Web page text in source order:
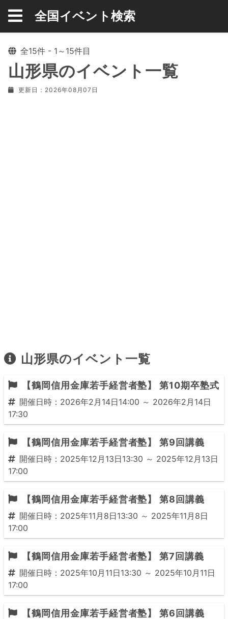
全国イベント検索
全15件 - 1～15件目
山形県のイベント一覧
更新日：2026年08月07日
山形県のイベント一覧
【鶴岡信用金庫若手経営者塾】 第10期卒塾式
開催日時：2026年2月14日14:00 ～ 2026年2月14日
17:30
【鶴岡信用金庫若手経営者塾】 第9回講義
開催日時：2025年12月13日13:30 ～ 2025年12月13日
17:00
【鶴岡信用金庫若手経営者塾】 第8回講義
開催日時：2025年11月8日13:30 ～ 2025年11月8日
17:00
【鶴岡信用金庫若手経営者塾】 第7回講義
開催日時：2025年10月11日13:30 ～ 2025年10月11日
17:00
【鶴岡信用金庫若手経営者塾】 第6回講義